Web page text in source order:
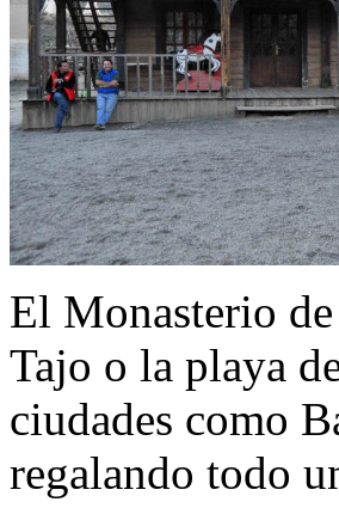
El Monasterio
Tajo o la playa
ciudades como
regalando todo